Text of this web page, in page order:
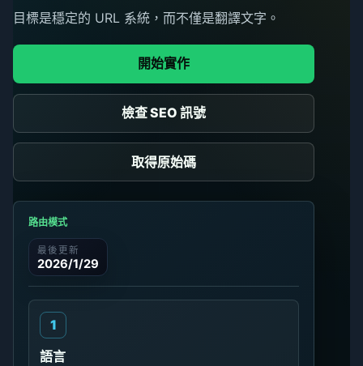
目標是穩定的 URL 系統，而不僅是翻譯文字。
開始實作
檢查 SEO 訊號
取得原始碼
路由模式
最後更新
2026/1/29
語言